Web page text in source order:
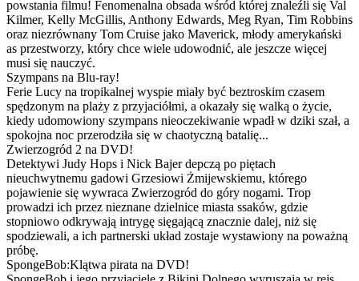
powstania filmu! Fenomenalna obsada wśród której znaleźli się Val
Kilmer, Kelly McGillis, Anthony Edwards, Meg Ryan, Tim Robbins
oraz niezrównany Tom Cruise jako Maverick, młody amerykański
as przestworzy, który chce wiele udowodnić, ale jeszcze więcej
musi się nauczyć.
Szympans na Blu-ray!
Ferie Lucy na tropikalnej wyspie miały być beztroskim czasem
spędzonym na plaży z przyjaciółmi, a okazały się walką o życie,
kiedy udomowiony szympans nieoczekiwanie wpadł w dziki szał, a
spokojna noc przerodziła się w chaotyczną batalię...
Zwierzogród 2 na DVD!
Detektywi Judy Hops i Nick Bajer depczą po piętach
nieuchwytnemu gadowi Grzesiowi Żmijewskiemu, którego
pojawienie się wywraca Zwierzogród do góry nogami. Trop
prowadzi ich przez nieznane dzielnice miasta ssaków, gdzie
stopniowo odkrywają intrygę sięgającą znacznie dalej, niż się
spodziewali, a ich partnerski układ zostaje wystawiony na poważną
próbę.
SpongeBob:Klątwa pirata na DVD!